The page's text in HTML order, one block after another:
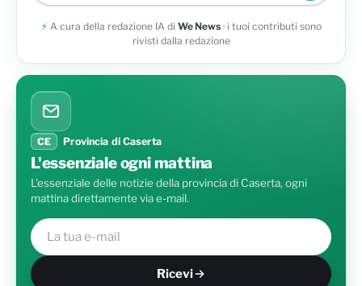
⚡ A cura della redazione IA di We News· i tuoi contributi sono
rivisti dalla redazione
CE Provincia di Caserta
L'essenziale ogni mattina
L'essenziale delle notizie della provincia di Caserta, ogni
mattina direttamente via e-mail.
Ricevi